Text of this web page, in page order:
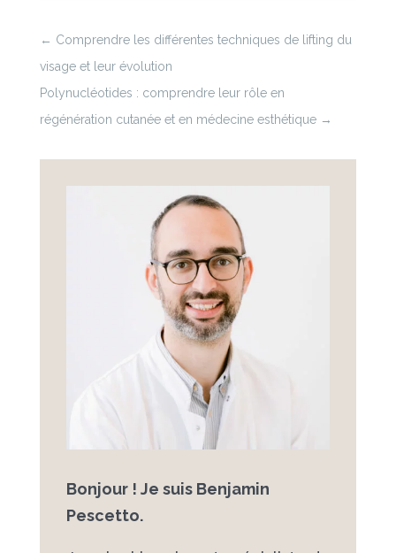
← Comprendre les différentes techniques de lifting du
visage et leur évolution
Polynucléotides : comprendre leur rôle en
régénération cutanée et en médecine esthétique→
Bonjour ! Je suis Benjamin
Pescetto.